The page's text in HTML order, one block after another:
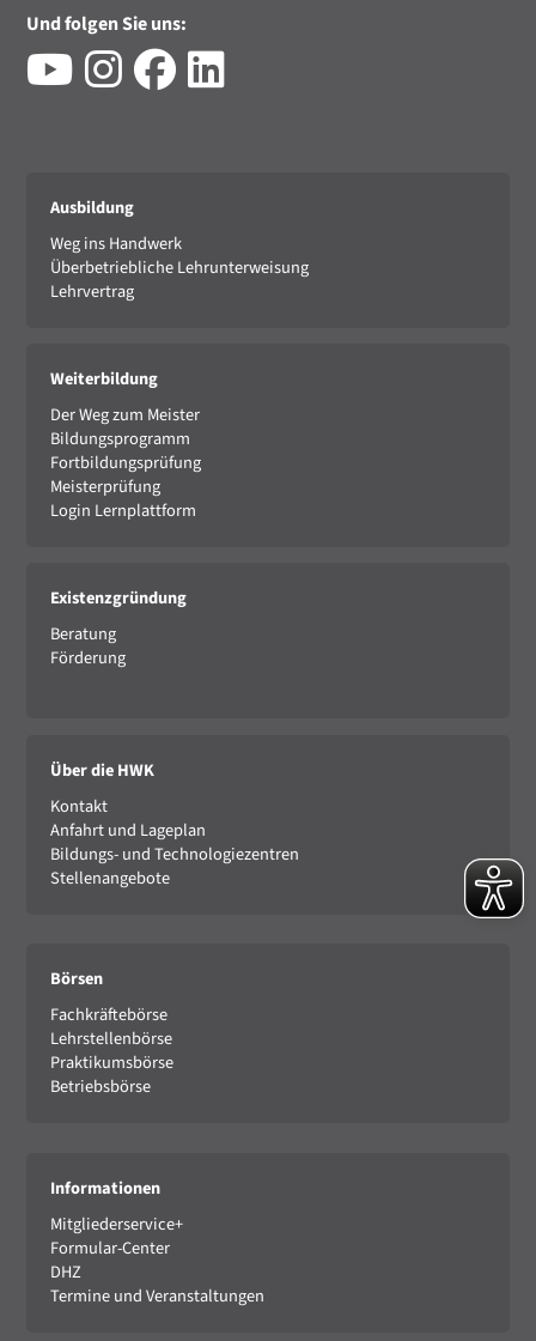
Und folgen Sie uns:
Ausbildung
Weg ins Handwerk
Überbetriebliche Lehrunterweisung
Lehrvertrag
Weiterbildung
Der Weg zum Meister
Bildungsprogramm
Fortbildungsprüfung
Meisterprüfung
Login Lernplattform
Existenzgründung
Beratung
Förderung
Über die HWK
Kontakt
Anfahrt und Lageplan
Bildungs- und Technologiezentren
Stellenangebote
Börsen
Fachkräftebörse
Lehrstellenbörse
Praktikumsbörse
Betriebsbörse
Informationen
Mitgliederservice+
Formular-Center
DHZ
Termine und Veranstaltungen